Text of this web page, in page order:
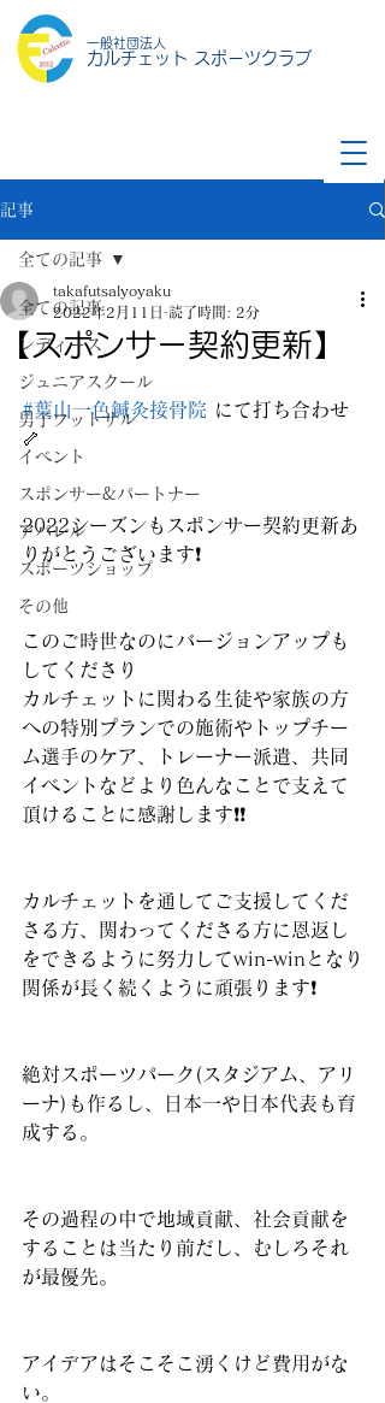
一般社団法人
カルチェット スポーツクラブ
記事
全ての記事
レディース
ジュニアスクール
男子フットサル
イベント
スポンサー&パートナー
アパレル
スポーツショップ
その他
全ての記事
【スポンサー契約更新】
takafutsalyoyaku
2022年2月11日 読了時間: 2分
#葉山一色鍼灸接骨院 にて打ち合わせ
🦴
2022シーズンもスポンサー契約更新あ
りがとうございます❗️
このご時世なのにバージョンアップも
してくださり
カルチェットに関わる生徒や家族の方
への特別プランでの施術やトップチー
ム選手のケア、トレーナー派遣、共同
イベントなどより色んなことで支えて
頂けることに感謝します❗️❗️
カルチェットを通してご支援してくだ
さる方、関わってくださる方に恩返し
をできるように努力してwin-winとなり
関係が長く続くように頑張ります❗️
絶対スポーツパーク(スタジアム、アリ
ーナ)も作るし、日本一や日本代表も育
成する。
その過程の中で地域貢献、社会貢献を
することは当たり前だし、むしろそれ
が最優先。
アイデアはそこそこ湧くけど費用がな
い。